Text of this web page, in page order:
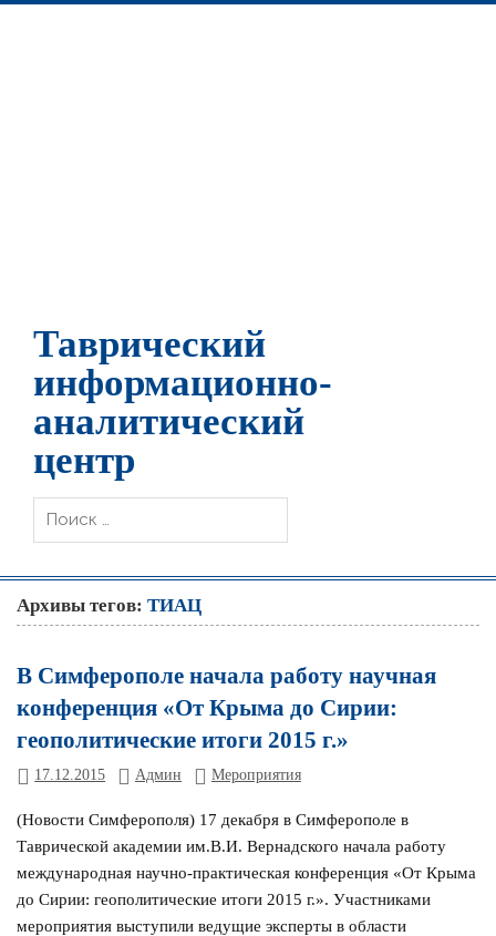
Таврический
информационно-
аналитический
центр
Архивы тегов:ТИАЦ
В Симферополе начала работу научная
конференция «От Крыма до Сирии:
геополитические итоги 2015 г.»
17.12.2015 Админ Мероприятия
(Новости Симферополя) 17 декабря в Симферополе в
Таврической академии им.В.И. Вернадского начала работу
международная научно-практическая конференция «От Крыма
до Сирии: геополитические итоги 2015 г.». Участниками
мероприятия выступили ведущие эксперты в области